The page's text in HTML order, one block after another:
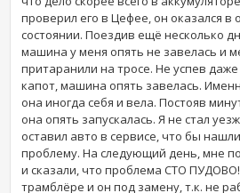
проверил его в Цефее, он оказался в
состоянии. Поездив ещё несколько
машина у меня опять не завелась и
притаранили на тросе. Не успев
капот, машина опять завелась.
она иногда себя и вела. Постояв
она опять запускалась. Я не стал
оставил авто в сервисе, что бы нашли
проблему. На следующий день, мне
и сказали, что проблема СТО
трамблёре и он под замену, т.к. не